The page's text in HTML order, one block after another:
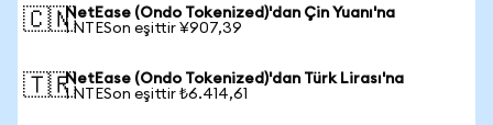
🇨🇳NetEase (Ondo Tokenized)'dan Çin Yuanı'na
1 NTESon eşittir ¥907,39
🇹🇷NetEase (Ondo Tokenized)'dan Türk Lirası'na
1 NTESon eşittir ₺6.414,61